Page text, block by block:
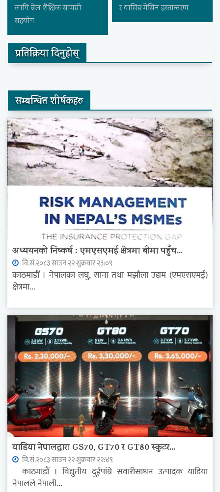
लागि ब्रेल शैक्षिक सामग्री
सहयोग
र वासिङ मेसिन हस्तान्तरण
प्रतिक्रिया दिनुहोस्
सम्बन्धित शीर्षकहरु
अध्ययनको निष्कर्ष : एमएसएमई क्षेत्रमा बीमा पहुँच...
वि.सं.२०८३ साउन २२ शुक्रवार २३:०९
काठमाडौँ । नेपालका लघु, साना तथा मझौला उद्यम (एमएसएमई)
क्षेत्रमा...
याडिया नेपालद्वारा GS70, GT70 र GT80 स्कुटर...
वि.सं.२०८३ साउन २२ शुक्रवार २२:४९
काठमाडौं । विद्युतीय दुईपांग्रे सवारीसाधन उत्पादक याडिया
नेपालले नेपाली...